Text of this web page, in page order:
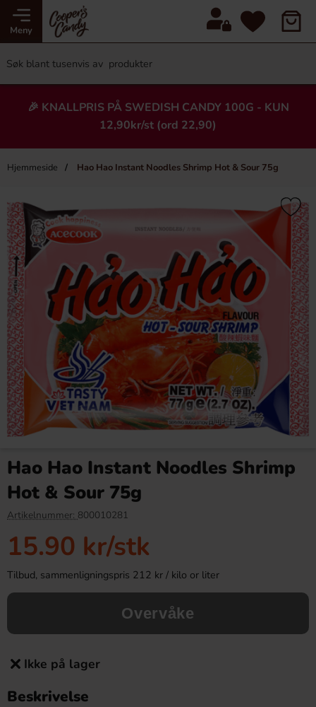
Meny
🎉 KNALLPRIS PÅ SWEDISH CANDY 100G - KUN
12,90kr/st (ord 22,90)
Hjemmeside Hao Hao Instant Noodles Shrimp Hot & Sour 75g
×
Köp
Ny!
Chips Korv med bröd 150g
Hao Hao Instant Noodles Shrimp
Hot & Sour 75g
Artikelnummer: 800010281
15.90 kr/stk
Tilbud, sammenligningspris 212 kr / kilo or liter
Overvåke
Ikke på lager
Beskrivelse